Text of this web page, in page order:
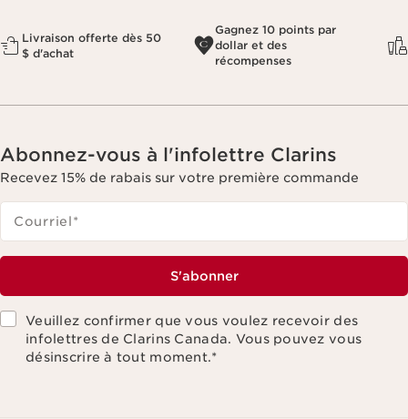
Livraison offerte dès 50
$ d'achat
Gagnez 10 points par
dollar et des
récompenses
Abonnez-vous à l'infolettre Clarins
Recevez 15% de rabais sur votre première commande
Courriel*
S'abonner
Veuillez confirmer que vous voulez recevoir des
infolettres de Clarins Canada. Vous pouvez vous
désinscrire à tout moment.*